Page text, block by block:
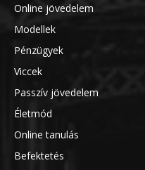
Online jövedelem
Modellek
Pénzügyek
Viccek
Passzív jövedelem
Életmód
Online tanulás
Befektetés